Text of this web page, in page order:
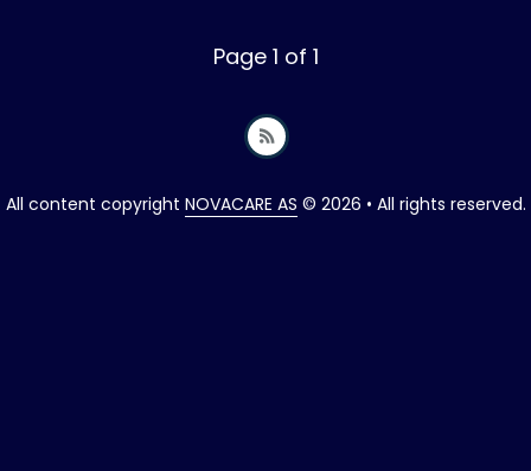
Page 1 of 1
All content copyright NOVACARE AS © 2026 • All rights reserved.